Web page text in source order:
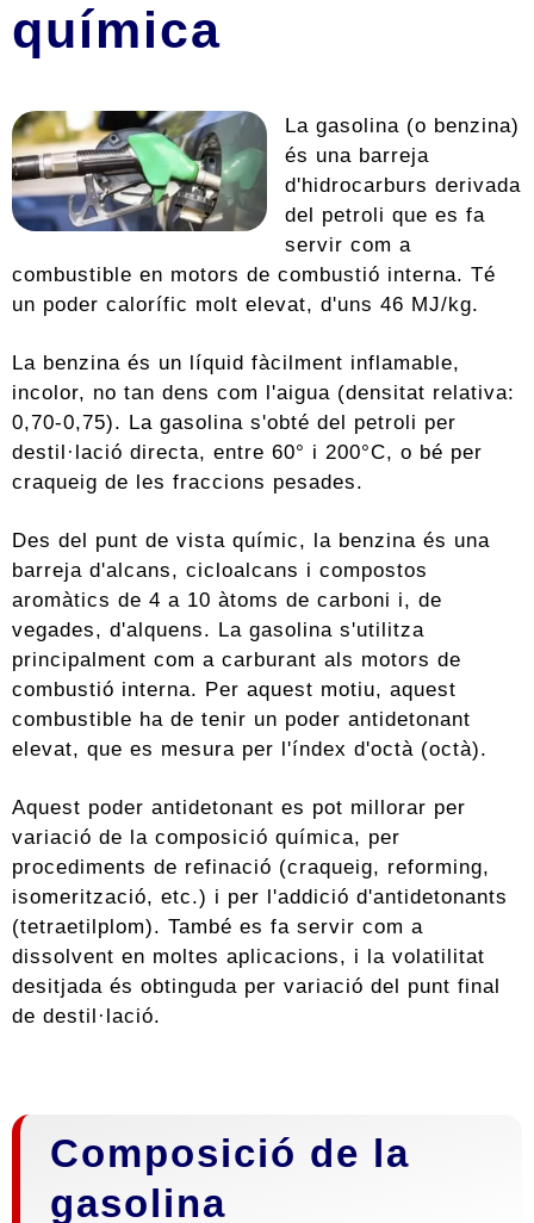
química
La gasolina (o benzina)
és una barreja
d'hidrocarburs derivada
del petroli que es fa
servir com a
combustible en motors de combustió interna. Té
un poder calorífic molt elevat, d'uns 46 MJ/kg.
La benzina és un líquid fàcilment inflamable,
incolor, no tan dens com l'aigua (densitat relativa:
0,70-0,75). La gasolina s'obté del petroli per
destil·lació directa, entre 60° i 200°C, o bé per
craqueig de les fraccions pesades.
Des del punt de vista químic, la benzina és una
barreja d'alcans, cicloalcans i compostos
aromàtics de 4 a 10 àtoms de carboni i, de
vegades, d'alquens. La gasolina s'utilitza
principalment com a carburant als motors de
combustió interna. Per aquest motiu, aquest
combustible ha de tenir un poder antidetonant
elevat, que es mesura per l'índex d'octà (octà).
Aquest poder antidetonant es pot millorar per
variació de la composició química, per
procediments de refinació (craqueig, reforming,
isomerització, etc.) i per l'addició d'antidetonants
(tetraetilplom). També es fa servir com a
dissolvent en moltes aplicacions, i la volatilitat
desitjada és obtinguda per variació del punt final
de destil·lació.
Composició de la
gasolina